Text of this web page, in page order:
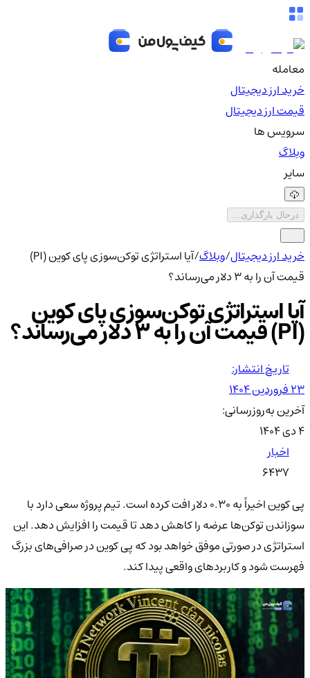
معامله
خرید ارز دیجیتال
قیمت ارز دیجیتال
سرویس ها
وبلاگ
سایر
درحال بارگذاری...
خرید ارز دیجیتال/وبلاگ/
آیا استراتژی توکن‌سوزی پای کوین (PI)
قیمت آن را به ۳ دلار می‌رساند؟
آیا استراتژی توکن‌سوزی پای کوین
(PI) قیمت آن را به ۳ دلار می‌رساند؟
تاریخ انتشار:
۲۳ فروردین ۱۴۰۴
آخرین به‌روزرسانی:
۴ دی ۱۴۰۴
اخبار
6437
پی کوین اخیراً به ۰.۳۰ دلار افت کرده است. تیم پروژه سعی دارد با
سوزاندن توکن‌ها عرضه را کاهش دهد تا قیمت را افزایش دهد. این
استراتژی در صورتی موفق خواهد بود که پی کوین در صرافی‌های بزرگ
فهرست شود و کاربردهای واقعی پیدا کند.